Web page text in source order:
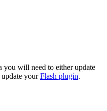
you will need to either update
yourFlash plugin.